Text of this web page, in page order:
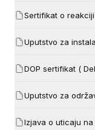
Sertifikat o
Uputstvo za
DOP sertifikat (
Uputstvo za
Izjava o uticaju na